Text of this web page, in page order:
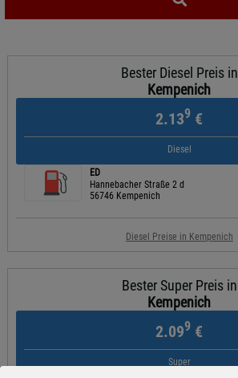
Bester Diesel Preis in
Kempenich
2.139 €
Diesel
ED
Hannebacher Straße 2 d
56746 Kempenich
Diesel Preise in Kempenich
Bester Super Preis in
Kempenich
2.099 €
Super